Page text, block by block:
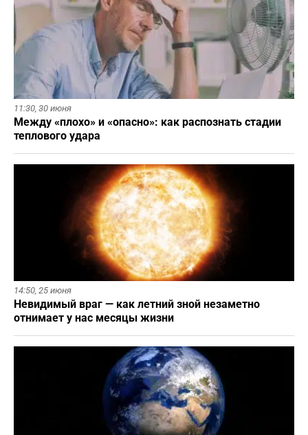
11:30, 30 июня
Между «плохо» и «опасно»: как распознать стадии
теплового удара
14:50, 25 июня
Невидимый враг — как летний зной незаметно
отнимает у нас месяцы жизни